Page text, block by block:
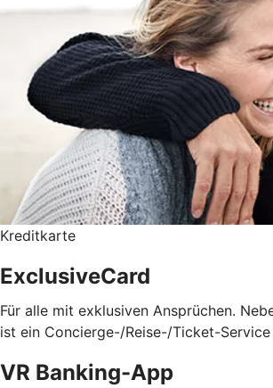
Kreditkarte
ExclusiveCard
Für alle mit exklusiven Ansprüchen.
ist ein Concierge-/Reise-/Ticket-Service
VR Banking-App